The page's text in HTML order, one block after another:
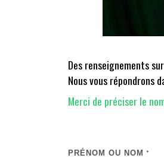
Des renseignements
Nous vous répondrons
Merci de préciser le
PRÉNOM OU NOM *